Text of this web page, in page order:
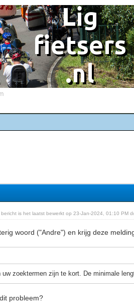
bericht is het laatst bewerkt op 23-Jan-2024, 01:10 PM
woord ("Andre") en krijg deze
uw zoektermen zijn te kort. De minimale
probleem?